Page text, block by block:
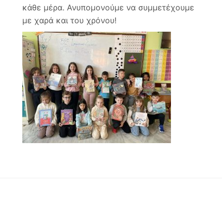
κάθε μέρα. Ανυπομονούμε να συμμετέχουμε
με χαρά και του χρόνου!